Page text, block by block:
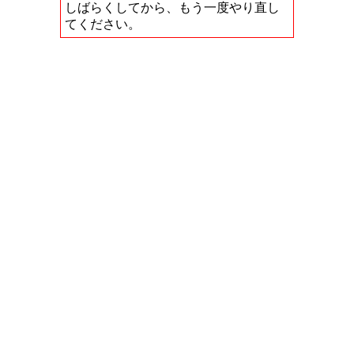
しばらくしてから、もう一度やり直し
てください。